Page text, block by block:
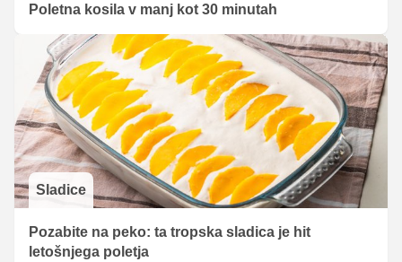
Poletna kosila v manj kot 30 minutah
Sladice
Pozabite na peko: ta tropska sladica je hit
letošnjega poletja